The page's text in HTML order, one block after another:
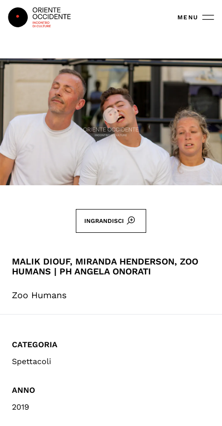
Oriente Occidente MENU
INGRANDISCI
MALIK DIOUF, MIRANDA HENDERSON, ZOO
HUMANS | PH ANGELA ONORATI
Zoo Humans
CATEGORIA
Spettacoli
ANNO
2019